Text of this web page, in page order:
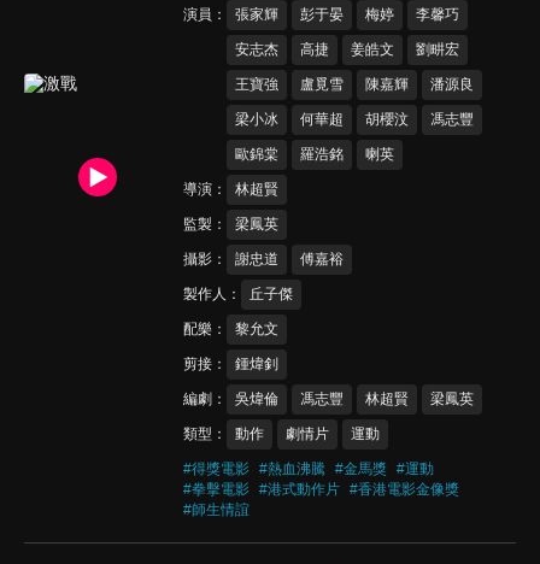
程輝被思齊堅持打動，決定重返擂台，為自己找回
演員 張家輝 彭于晏 梅婷 李馨巧
安志杰 高捷 姜皓文 劉畊宏
王寶強 盧覓雪 陳嘉輝 潘源良
梁小冰 何華超 胡櫻汶 馮志豐
歐錦棠 羅浩銘 喇英
導演 林超賢
監製 梁鳳英
攝影 謝忠道 傅嘉裕
製作人 丘子傑
配樂 黎允文
剪接 鍾煒釗
編劇 吳煒倫 馮志豐 林超賢 梁鳳英
類型 動作 劇情片 運動
#得獎電影 #熱血沸騰 #金馬獎 #運動
#拳擊電影 #港式動作片 #香港電影金像獎
#師生情誼